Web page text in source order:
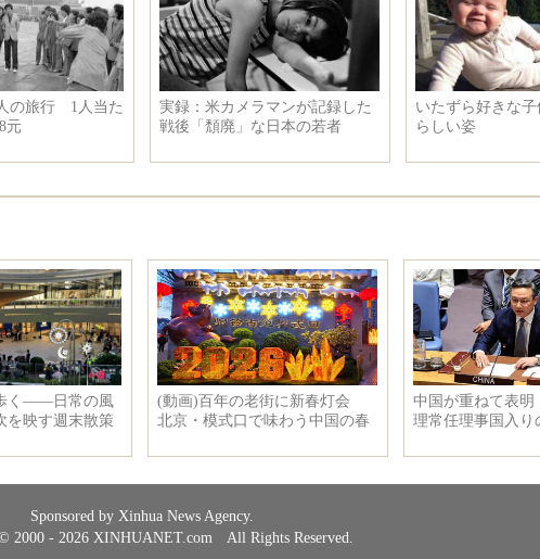
た
いたずら好きな子供たちの可愛
雲南省で1.8億年前の恐竜化石2
体発見
Sponsored by Xinhua News Agency.
2000 - 2026 XINHUANET.com All Rights Reserved.